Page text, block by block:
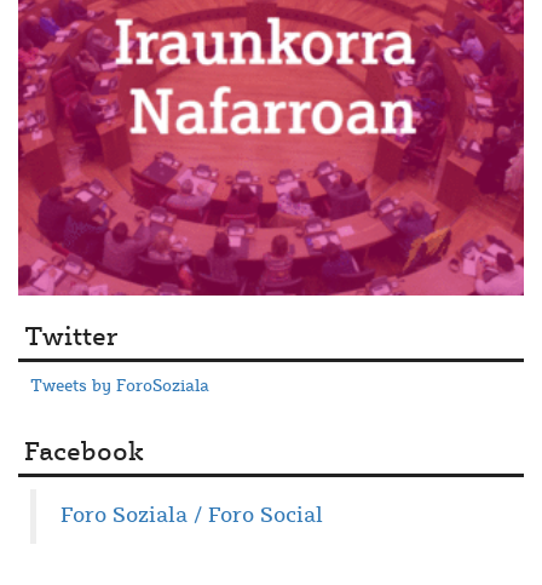
Twitter
Tweets by ForoSoziala
Facebook
Foro Soziala / Foro Social